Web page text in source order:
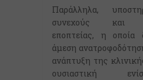
Παράλληλα,
συνεχούς και
εποπτείας, η οποία
άμεση
ανάπτυξη της
ουσιαστική